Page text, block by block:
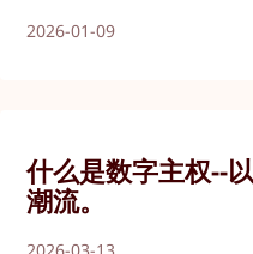
2026-01-09
什么是数字主权--
潮流。